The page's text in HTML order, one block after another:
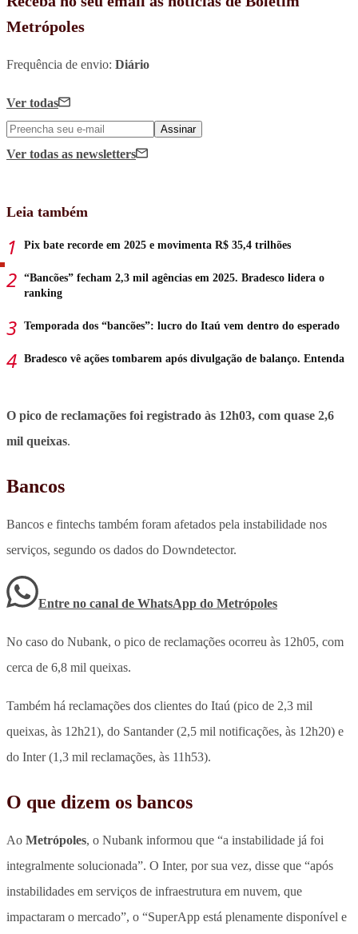
Metrópoles
Frequência de envio: Diário
Ver todas
Assinar
Ver todas as newsletters
Leia também
Pix bate recorde em 2025 e movimenta R$ 35,4 trilhões
“Bancões” fecham 2,3 mil agências em 2025. Bradesco lidera o
ranking
Temporada dos “bancões”: lucro do Itaú vem dentro do esperado
Bradesco vê ações tombarem após divulgação de balanço. Entenda
O pico de reclamações foi registrado às 12h03, com quase 2,6
mil queixas.
Bancos
Bancos e fintechs também foram afetados pela instabilidade nos
serviços, segundo os dados do Downdetector.
Entre no canal de WhatsApp do Metrópoles
No caso do Nubank, o pico de reclamações ocorreu às 12h05, com
cerca de 6,8 mil queixas.
Também há reclamações dos clientes do Itaú (pico de 2,3 mil
queixas, às 12h21), do Santander (2,5 mil notificações, às 12h20) e
do Inter (1,3 mil reclamações, às 11h53).
O que dizem os bancos
Ao Metrópoles, o Nubank informou que “a instabilidade já foi
integralmente solucionada”. O Inter, por sua vez, disse que “após
instabilidades em serviços de infraestrutura em nuvem, que
impactaram o mercado”, o “SuperApp está plenamente disponível e